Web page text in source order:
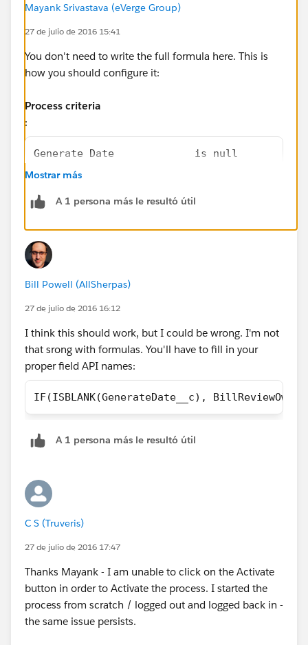
Mayank Srivastava (eVerge Group)
27 de julio de 2016 15:41
You don't need to write the full formula here. This is
how you should configure it:
Process criteria
:
Generate Date             is null
Update Record action
Bill Review Owner         equals
Mostrar más
A 1 persona más le resultó útil
Bill Powell (AllSherpas)
27 de julio de 2016 16:12
I think this should work, but I could be wrong. I'm not
that srong with formulas. You'll have to fill in your
proper field API names:
IF(ISBLANK(GenerateDate__c),
A 1 persona más le resultó útil
C S (Truveris)
27 de julio de 2016 17:47
Thanks Mayank - I am unable to click on the Activate
button in order to Activate the process. I started the
process from scratch / logged out and logged back in -
the same issue persists.